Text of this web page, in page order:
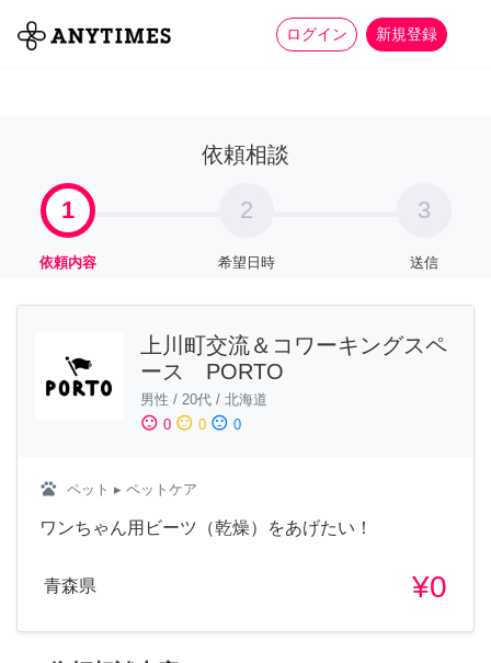
ログイン 新規登録
全て 家事 more_horiz
依頼相談
1
依頼内容
2
希望日時
3
送信
上川町交流＆コワーキングスペ
ース PORTO
男性 / 20代 / 北海道
sentiment_satisfied 0 sentiment_neutral 0 sentiment_dissatisfied 0
pets ペット ▸ ペットケア
ワンちゃん用ビーツ（乾燥）をあげたい！
青森県 ¥0